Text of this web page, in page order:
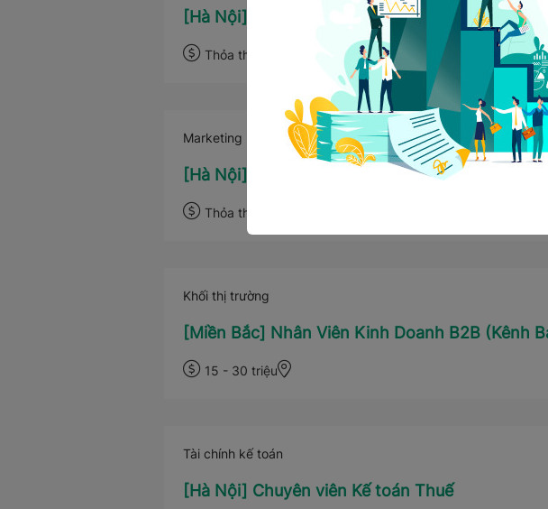
[Hà Nội] Nhân viên Kế toán Kiểm kê
Thỏa thuận
Marketing
[Hà Nội] Chuyên viên Mua hàng & Cung ứng
Thỏa thuận
Khối thị trường
[Miền Bắc] Nhân Viên Kinh Doanh B2B (Kênh
15 - 30 triệu
Tài chính kế toán
[Hà Nội] Chuyên viên Kế toán Thuế